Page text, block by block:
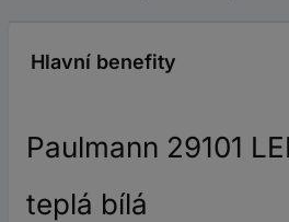
Hlavní benefity
Paulmann 29101
teplá bílá